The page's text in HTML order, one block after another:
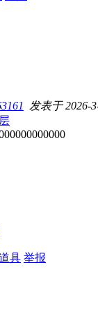
发表于 2026-
具 举报